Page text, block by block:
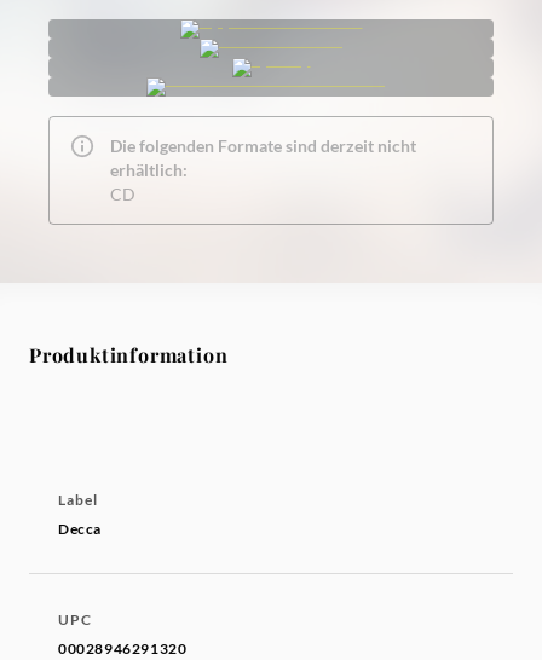
Die folgenden Formate sind derzeit nicht
erhältlich:
CD
Produktinformation
Label
Decca
UPC
00028946291320